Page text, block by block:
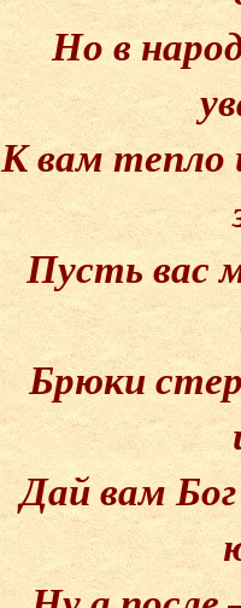
Но в
К вам
Пусть вас
Брюки
Дай вам